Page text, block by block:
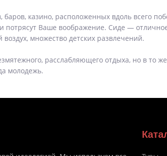
баров, казино, расположенных вдоль всего
Ваше воображение. Сиде —
множество детских развлечений.
расслабляющего отдыха, но в то
молодежь.